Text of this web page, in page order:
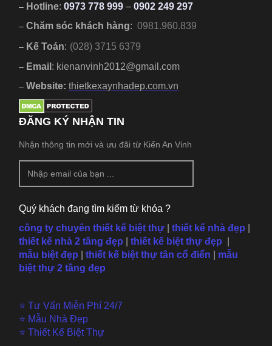
– Hotline: 0973 778 999 –0902 249 297
– Chăm sóc khách hàng: 0981.960.839
– Kế Toán: (028) 3715 6379
– Email : kienanvinh2012@gmail.com
– Website:thietkexaynhadep.com.vn
ĐĂNG KÝ NHẬN TIN
Nhận thông tin mới và ưu đãi từ Kiến An Vinh
Quý khách đang tìm kiếm từ khóa ?
công ty chuyên thiết kế biệt thự |thiết kế nhà đẹp
thiết kế nhà 2 tầng đẹp
thiết kế biệt thự đẹp
mẫu biệt đẹp thiết kế biệt thự tân cổ điển
mẫu
biệt thự 2 tầng đẹp
⭐ Tư Vấn Miễn Phí 24/7
⭐ Mẫu Nhà Đẹp
⭐ Thiết Kế Biệt Thự